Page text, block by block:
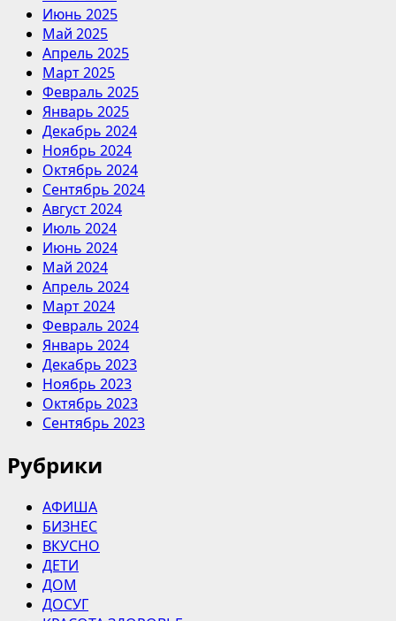
Июнь 2025
Май 2025
Апрель 2025
Март 2025
Февраль 2025
Январь 2025
Декабрь 2024
Ноябрь 2024
Октябрь 2024
Сентябрь 2024
Август 2024
Июль 2024
Июнь 2024
Май 2024
Апрель 2024
Март 2024
Февраль 2024
Январь 2024
Декабрь 2023
Ноябрь 2023
Октябрь 2023
Сентябрь 2023
Рубрики
АФИША
БИЗНЕС
ВКУСНО
ДЕТИ
ДОМ
ДОСУГ